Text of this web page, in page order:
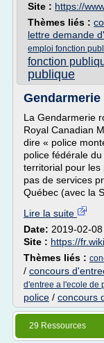
Site : https://
Thèmes liés :
lettre demande
emploi fonction
fonction
publique
La Gendarmerie
Royal Canadian
dire « police
police fédérale
territorial pour les
pas de services
Québec (avec la
Lire la suite
Date: 2019-02-
Site : https://
Thèmes liés :
/ concours
d'entree a l'ecole de
police / concours
29 Ressources